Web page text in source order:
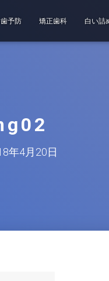
予防 矯正歯科 白い詰
年4月20日